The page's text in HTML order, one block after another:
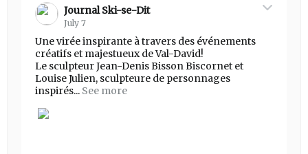
Journal Ski-se-Dit
July 7
Une virée inspirante à travers des événements
créatifs et majestueux de Val-David!
Le sculpteur Jean-Denis Bisson Biscornet et
Louise Julien, sculpteure de personnages
inspirés... See more